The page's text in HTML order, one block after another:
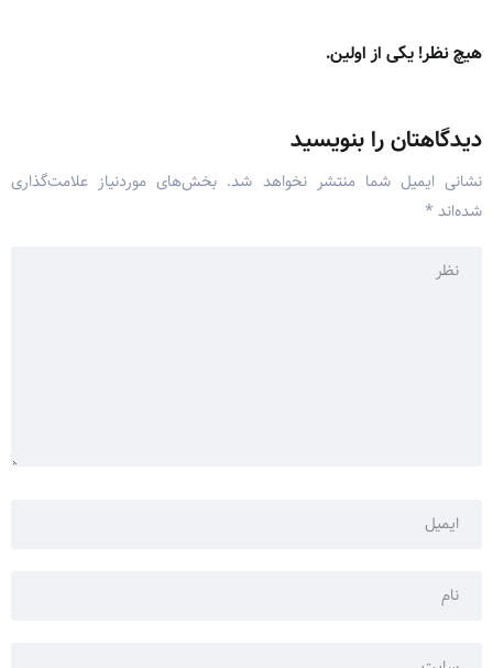
هیچ نظر! یکی از اولین.
دیدگاهتان را بنویسید
نشانی ایمیل شما منتشر نخواهد شد. بخش‌های موردنیاز علامت‌گذاری
شده‌اند *